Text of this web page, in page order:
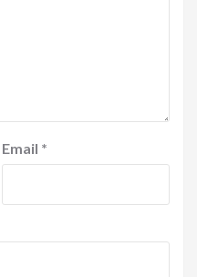
Email *